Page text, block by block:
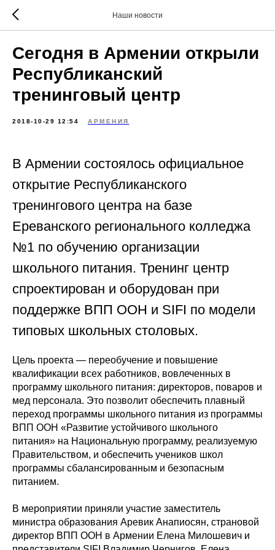
Наши новости
Сегодня в Армении открыли
Республиканский
тренинговый центр
2018-10-29 12:54 АРМЕНИЯ
В Армении состоялось официальное
открытие Республиканского
тренингового центра на базе
Ереванского регионального колледжа
№1 по обучению организации
школьного питания. Тренинг центр
спроектирован и оборудован при
поддержке ВПП ООН и SIFI по модели
типовых школьных столовых.
Цель проекта — переобучение и повышение
квалификации всех работников, вовлеченных в
программу школьного питания: директоров, поваров и
мед персонала. Это позволит обеспечить плавный
переход программы школьного питания из программы
ВПП ООН «Развитие устойчивого школьного
питания» на Национальную программу, реализуемую
Правительством, и обеспечить учеников школ
программы сбалансированным и безопасным
питанием.
В мероприятии приняли участие заместитель
министра образования Аревик Анапиосян, страновой
директор ВПП ООН в Армении Елена Милошевич и